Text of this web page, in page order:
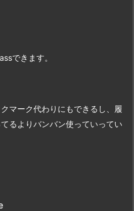
できます。
マーク代わりにもできるし、履
るよりバンバン使っていってい